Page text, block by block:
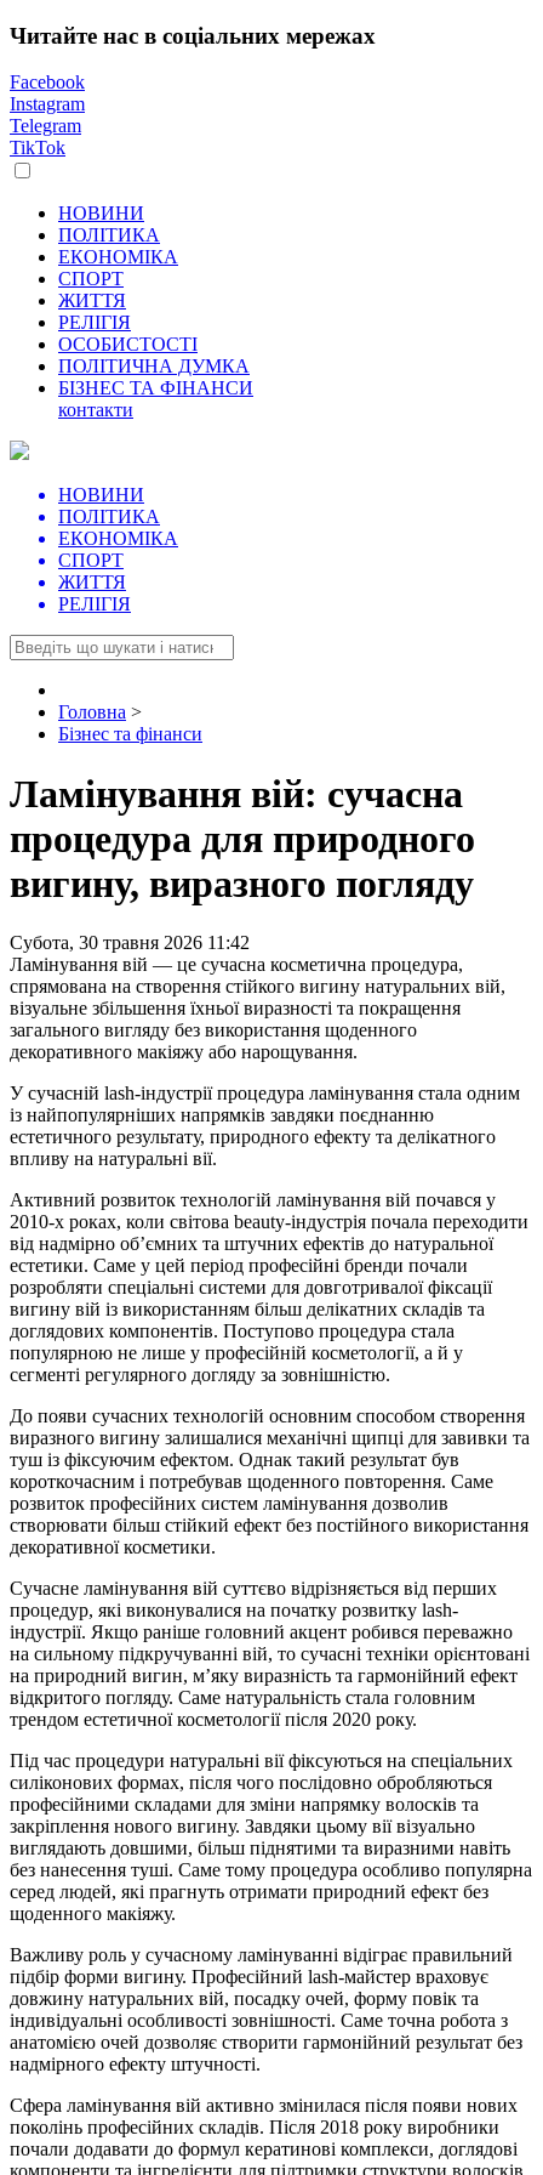
Читайте нас в соціальних мережах
Facebook
Instagram
Telegram
TikTok
НОВИНИ
ПОЛІТИКА
ЕКОНОМІКА
СПОРТ
ЖИТТЯ
РЕЛІГІЯ
ОСОБИСТОСТІ
ПОЛІТИЧНА ДУМКА
БІЗНЕС ТА ФІНАНСИ
контакти
НОВИНИ
ПОЛІТИКА
ЕКОНОМІКА
СПОРТ
ЖИТТЯ
РЕЛІГІЯ
Головна >
Бізнес та фінанси
Ламінування вій: сучасна
процедура для природного
вигину, виразного погляду
Субота, 30 травня 2026 11:42
Ламінування вій — це сучасна косметична процедура,
спрямована на створення стійкого вигину натуральних вій,
візуальне збільшення їхньої виразності та покращення
загального вигляду без використання щоденного
декоративного макіяжу або нарощування.
У сучасній lash-індустрії процедура ламінування стала одним
із найпопулярніших напрямків завдяки поєднанню
естетичного результату, природного ефекту та делікатного
впливу на натуральні вії.
Активний розвиток технологій ламінування вій почався у
2010-х роках, коли світова beauty-індустрія почала переходити
від надмірно об’ємних та штучних ефектів до натуральної
естетики. Саме у цей період професійні бренди почали
розробляти спеціальні системи для довготривалої фіксації
вигину вій із використанням більш делікатних складів та
доглядових компонентів. Поступово процедура стала
популярною не лише у професійній косметології, а й у
сегменті регулярного догляду за зовнішністю.
До появи сучасних технологій основним способом створення
виразного вигину залишалися механічні щипці для завивки та
туш із фіксуючим ефектом. Однак такий результат був
короткочасним і потребував щоденного повторення. Саме
розвиток професійних систем ламінування дозволив
створювати більш стійкий ефект без постійного використання
декоративної косметики.
Сучасне ламінування вій суттєво відрізняється від перших
процедур, які виконувалися на початку розвитку lash-
індустрії. Якщо раніше головний акцент робився переважно
на сильному підкручуванні вій, то сучасні техніки орієнтовані
на природний вигин, м’яку виразність та гармонійний ефект
відкритого погляду. Саме натуральність стала головним
трендом естетичної косметології після 2020 року.
Під час процедури натуральні вії фіксуються на спеціальних
силіконових формах, після чого послідовно обробляються
професійними складами для зміни напрямку волосків та
закріплення нового вигину. Завдяки цьому вії візуально
виглядають довшими, більш піднятими та виразними навіть
без нанесення туші. Саме тому процедура особливо популярна
серед людей, які прагнуть отримати природний ефект без
щоденного макіяжу.
Важливу роль у сучасному ламінуванні відіграє правильний
підбір форми вигину. Професійний lash-майстер враховує
довжину натуральних вій, посадку очей, форму повік та
індивідуальні особливості зовнішності. Саме точна робота з
анатомією очей дозволяє створити гармонійний результат без
надмірного ефекту штучності.
Сфера ламінування вій активно змінилася після появи нових
поколінь професійних складів. Після 2018 року виробники
почали додавати до формул кератинові комплекси, доглядові